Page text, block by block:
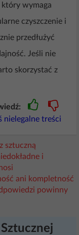
wymaga
czyszczenie i
przedłużyć
Jeśli nie
skorzystać z
nielegalne treści
sztuczną
i
ani kompletność
powinny